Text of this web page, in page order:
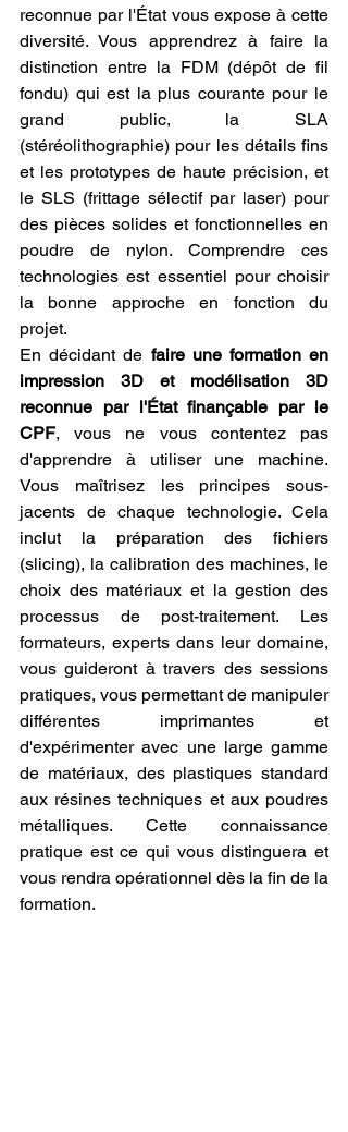
reconnue par l'État vous expose à cette
diversité. Vous apprendrez à faire la
distinction entre la FDM (dépôt de fil
fondu) qui est la plus courante pour le
grand public, la SLA
(stéréolithographie) pour les détails fins
et les prototypes de haute précision, et
le SLS (frittage sélectif par laser) pour
des pièces solides et fonctionnelles en
poudre de nylon. Comprendre ces
technologies est essentiel pour choisir
la bonne approche en fonction du
projet.
En décidant de faire une formation en
impression 3D et modélisation 3D
reconnue par l'État finançable par le
CPF, vous ne vous contentez pas
d'apprendre à utiliser une machine.
Vous maîtrisez les principes sous-
jacents de chaque technologie. Cela
inclut la préparation des fichiers
(slicing), la calibration des machines, le
choix des matériaux et la gestion des
processus de post-traitement. Les
formateurs, experts dans leur domaine,
vous guideront à travers des sessions
pratiques, vous permettant de manipuler
différentes imprimantes et
d'expérimenter avec une large gamme
de matériaux, des plastiques standard
aux résines techniques et aux poudres
métalliques. Cette connaissance
pratique est ce qui vous distinguera et
vous rendra opérationnel dès la fin de la
formation.